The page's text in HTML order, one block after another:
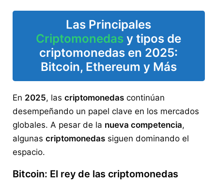
Las Principales
Criptomonedas y tipos de
criptomonedas en 2025:
Bitcoin, Ethereum y Más
En 2025, las criptomonedascontinúan
desempeñando un papel clave en los mercados
globales. A pesar de la nueva competencia,
algunas criptomonedassiguen dominando el
espacio.
Bitcoin: El rey de las criptomonedas